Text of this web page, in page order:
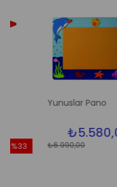
Yunuslar Pano
₺5.580,00
₺6.990,00